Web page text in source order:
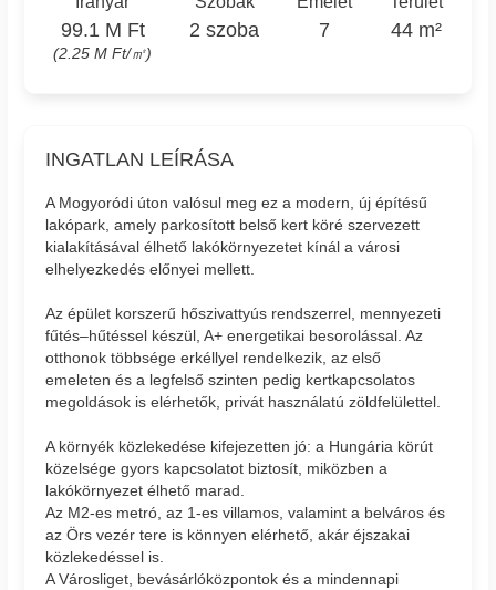
99.1 M Ft
(2.25 M Ft/㎡)
2 szoba 7 44 m²
INGATLAN LEÍRÁSA
A Mogyoródi úton valósul meg ez a modern, új építésű
lakópark, amely parkosított belső kert köré szervezett
kialakításával élhető lakókörnyezetet kínál a városi
elhelyezkedés előnyei mellett.
Az épület korszerű hőszivattyús rendszerrel, mennyezeti
fűtés–hűtéssel készül, A+ energetikai besorolással. Az
otthonok többsége erkéllyel rendelkezik, az első
emeleten és a legfelső szinten pedig kertkapcsolatos
megoldások is elérhetők, privát használatú zöldfelülettel.
A környék közlekedése kifejezetten jó: a Hungária körút
közelsége gyors kapcsolatot biztosít, miközben a
lakókörnyezet élhető marad.
Az M2-es metró, az 1-es villamos, valamint a belváros és
az Örs vezér tere is könnyen elérhető, akár éjszakai
közlekedéssel is.
A Városliget, bevásárlóközpontok és a mindennapi